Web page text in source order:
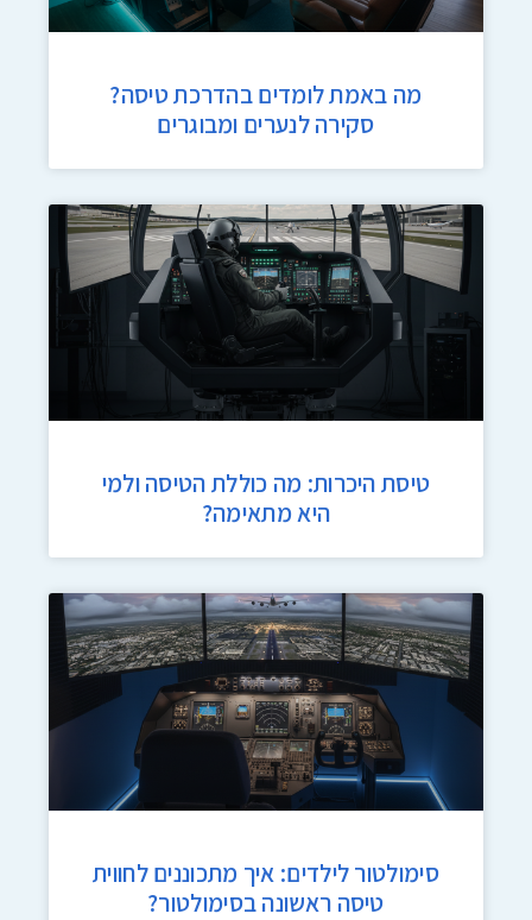
מה באמת לומדים בהדרכת טיסה?
סקירה לנערים ומבוגרים
טיסת היכרות: מה כוללת הטיסה ולמי
היא מתאימה?
סימולטור לילדים: איך מתכוננים לחווית
טיסה ראשונה בסימולטור?